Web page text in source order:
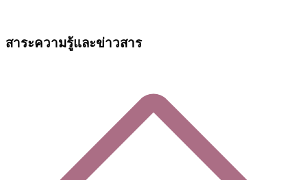
สาระความรู้และข่าวสาร